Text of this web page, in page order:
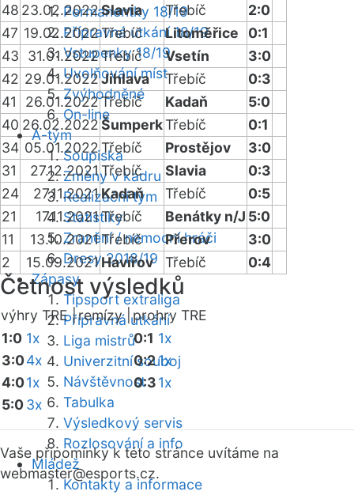
Permanentky 18/19
Přípravná utkání 18/19
Vstupenky 18/19
Uvolňování míst
Zvýhodněné
On-line
A-tým
Soupiska
Změny v kádru
Realizační tým
Statistiky
Zranění / nemocní hráči
Dresy 2018/19
Zápasy
Tipsport extraliga
Přípravná utkání
Liga mistrů
Univerzitní souboj
Návštěvnost
Tabulka
Výsledkový servis
Rozlosování a info
Mládež
Kontakty a informace
48 23.02.2022Slavia Třebíč
2:0
47 19.02.2022Třebíč Litoměřice
0:1
43
31.01.2022Třebíč Vsetín
3:0
42 29.01.2022Jihlava Třebíč
0:3
41
26.01.2022Třebíč Kadaň
5:0
40 26.02.2022ŠumperkTřebíč
0:1
34 05.01.2022Třebíč Prostějov
3:0
31
27.12.2021Třebíč Slavia
0:3
24
27.11.2021Kadaň Třebíč
0:5
21
17.11.2021Třebíč Benátky n/J 5:0
11
13.10.2021Třebíč Přerov
3:0
2
15.09.2021Havířov Třebíč 0:4
Četnost výsledků
výhry TRE |remízy | prohry TRE
1:0 1x
3:04x
4:01x
5:03x
0:1 1x
0:21x
0:31x
Vaše připomínky k této stránce uvítáme na
webmaster@esports.cz.